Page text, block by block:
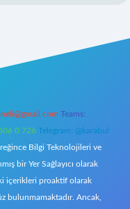
Teams:
0 726 Telegram: @karabul
Bilgi Teknolojileri ve
bir Yer Sağlayıcı olarak
içerikleri proaktif olarak
bulunmamaktadır. Ancak,